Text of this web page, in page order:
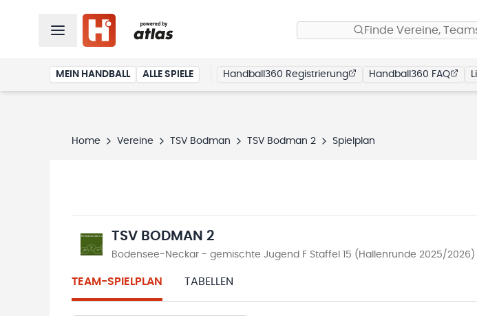
Finde Vereine,
MEIN HANDBALL ALLE SPIELE Handball360 Registrierung Handball360 FAQ
Home Vereine TSV Bodman TSV Bodman 2 Spielplan
TSV BODMAN 2
Bodensee-Neckar - gemischte Jugend F Staffel 15 (Hallenrunde 2025/2026)
TEAM-SPIELPLAN TABELLEN